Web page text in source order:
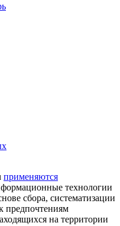
применяются
технологии
сбора, систематизации
предпочтениям
на территории